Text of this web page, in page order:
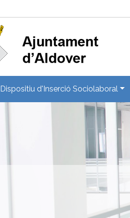
Dispositiu d'Inserció Sociolaboral